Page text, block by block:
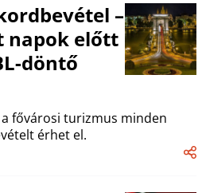
–
napok előtt
döntő
fővárosi turizmus minden
érhet el.